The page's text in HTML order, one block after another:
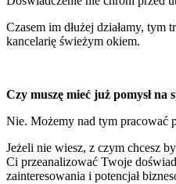
Czasem im dłużej działamy, tym
kancelarię świeżym okiem.
Czy muszę mieć już pomysł na
Nie. Możemy nad tym pracować
Jeżeli nie wiesz, z czym chcesz
Ci przeanalizować Twoje
zainteresowania i potencjał